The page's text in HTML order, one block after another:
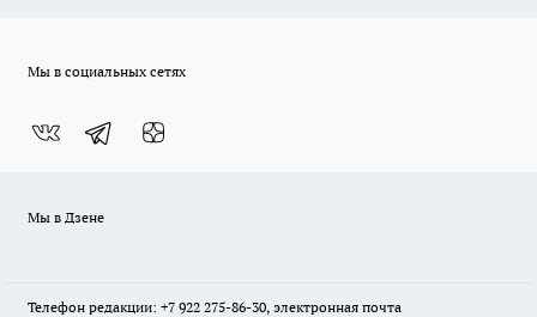
Мы в социальных сетях
Мы в Дзене
Телефон редакции: +7 922 275-86-30, электронная почта